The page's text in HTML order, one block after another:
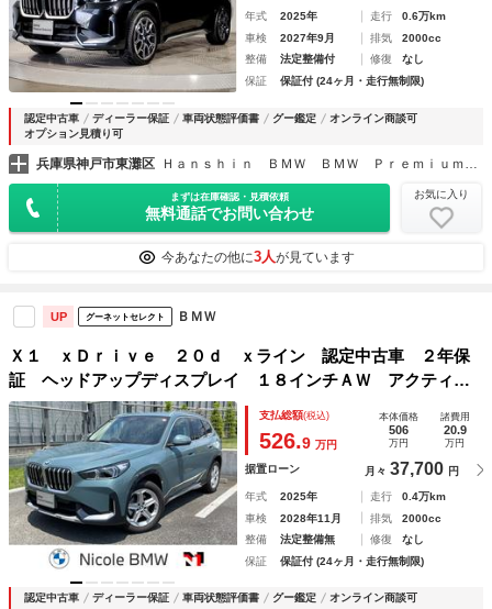
年式 2025年 走行
0.6万km
車検
2027年9月 排気
2000cc
整備
法定整備付 修復
なし
保証
保証付 (24ヶ月・走行無制限)
認定中古車 ディーラー保証 車両状態評価書 グー鑑定
オンライン商談可
オプション見積り可
兵庫県神戸市東灘区
まずは在庫確認・見積依頼
無料通話でお問い合わせ
お気に入り
今あなたの他に3人が見ています
UP グーネットセレクト ＢＭＷ
Ｘ１ ｘＤｒｉｖｅ ２０ｄ ｘライン 認定中古車 ２年保
証 ヘッドアップディスプレイ １８インチＡＷ アクティブ
クルーズコントロール 全周囲カメラ アダプティブＬＥＤ
衝突軽減 車線逸脱 ＵＳＢ 電動リヤゲート フロントシイ
ートヒーター
支払総額(税込)
526.9 万円
本体価格
506
万円
諸費用
20.9
万円
据置ローン 月々 37,700 円
年式 2025年 走行
0.4万km
車検
2028年11月 排気
2000cc
整備
法定整備無 修復
なし
保証
保証付 (24ヶ月・走行無制限)
認定中古車 ディーラー保証 車両状態評価書 グー鑑定 オンライン商談可